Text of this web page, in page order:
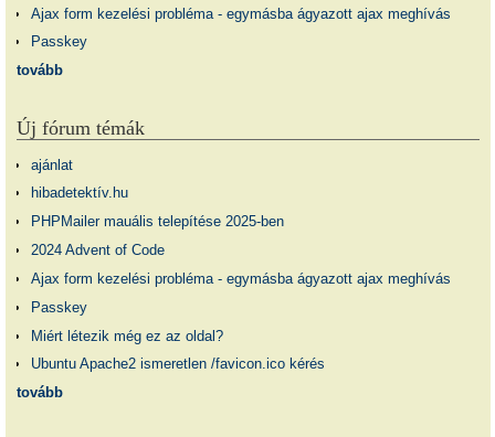
Ajax form kezelési probléma - egymásba ágyazott ajax meghívás
Passkey
tovább
Új fórum témák
ajánlat
hibadetektív.hu
PHPMailer mauális telepítése 2025-ben
2024 Advent of Code
Ajax form kezelési probléma - egymásba ágyazott ajax meghívás
Passkey
Miért létezik még ez az oldal?
Ubuntu Apache2 ismeretlen /favicon.ico kérés
tovább